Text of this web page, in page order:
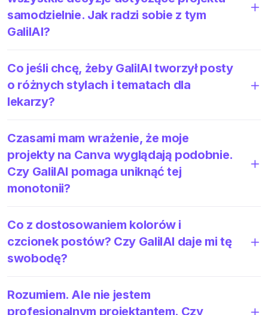
samodzielnie. Jak radzi sobie z tym
GalilAI?
Co jeśli chcę, żeby GalilAI tworzył posty
o różnych stylach i tematach dla
lekarzy?
Czasami mam wrażenie, że moje
projekty na Canva wyglądają podobnie.
Czy GalilAI pomaga uniknąć tej
monotonii?
Co z dostosowaniem kolorów i
czcionek postów? Czy GalilAI daje mi tę
swobodę?
Rozumiem. Ale nie jestem
profesjonalnym projektantem. Czy